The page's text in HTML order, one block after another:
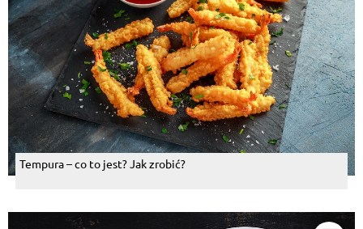
Tempura – co to jest? Jak zrobić?